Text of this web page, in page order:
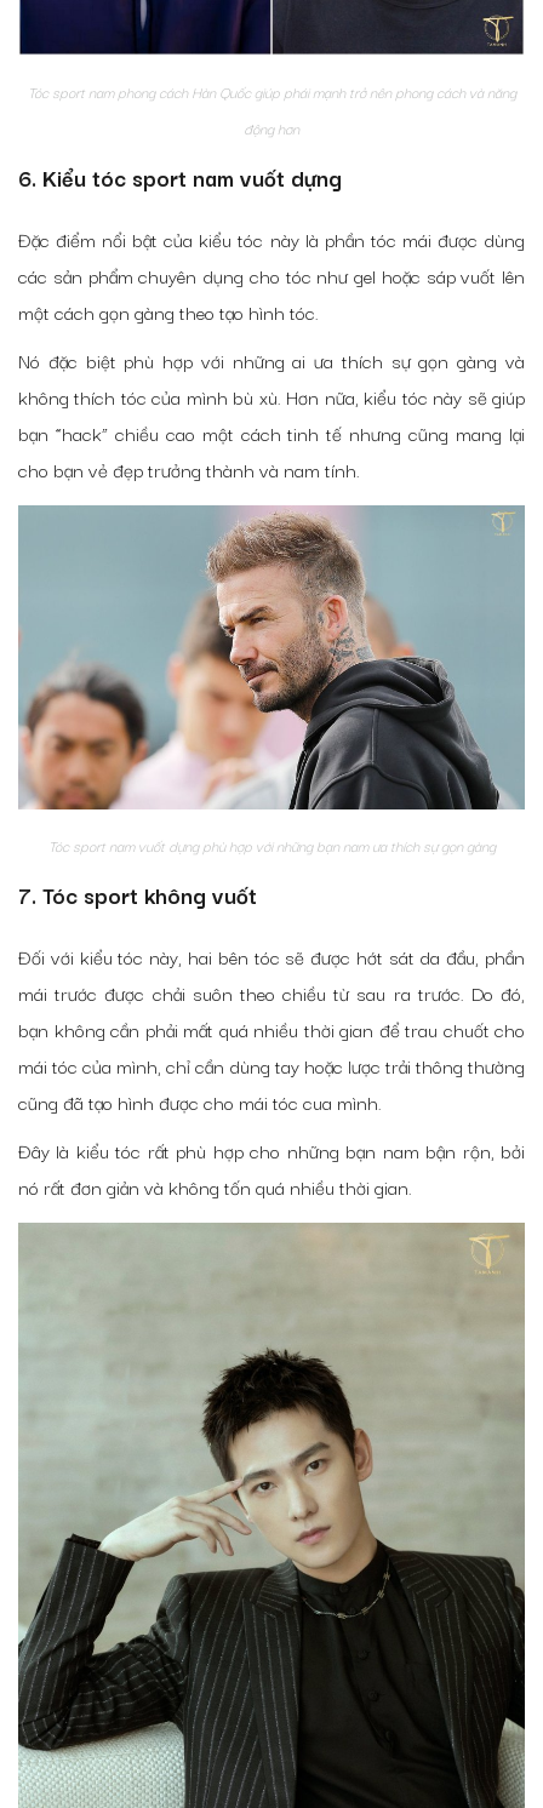
Tóc sport nam phong cách Hàn Quốc giúp phái mạnh trở nên phong cách và năng
động hơn
6. Kiểu tóc sport nam vuốt dựng
Đặc điểm nổi bật của kiểu tóc này là phần tóc mái được dùng
các sản phẩm chuyên dụng cho tóc như gel hoặc sáp vuốt lên
một cách gọn gàng theo tạo hình tóc.
Nó đặc biệt phù hợp với những ai ưa thích sự gọn gàng và
không thích tóc của mình bù xù. Hơn nữa, kiểu tóc này sẽ giúp
bạn “hack” chiều cao một cách tinh tế nhưng cũng mang lại
cho bạn vẻ đẹp trưởng thành và nam tính.
Tóc sport nam vuốt dựng phù hợp với những bạn nam ưa thích sự gọn gàng
7. Tóc sport không vuốt
Đối với kiểu tóc này, hai bên tóc sẽ được hớt sát da đầu, phần
mái trước được chải suôn theo chiều từ sau ra trước. Do đó,
bạn không cần phải mất quá nhiều thời gian để trau chuốt cho
mái tóc của mình, chỉ cần dùng tay hoặc lược trải thông thường
cũng đã tạo hình được cho mái tóc cua mình.
Đây là kiểu tóc rất phù hợp cho những bạn nam bận rộn, bởi
nó rất đơn giản và không tốn quá nhiều thời gian.